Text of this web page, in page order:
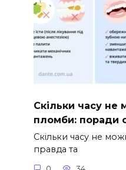
Скільки часу не
пломби: поради
Скільки часу не
правда та